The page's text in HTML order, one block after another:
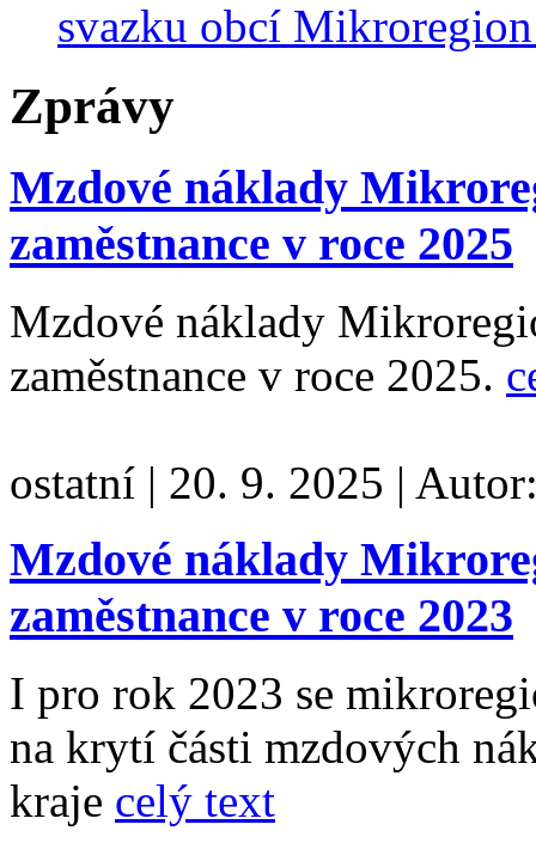
svazku obcí
Zprávy
Mzdové náklady
zaměstnance v roce 2025
Mzdové náklady
zaměstnance v roce 2025.
ostatní | 20. 9. 2025 |
Mzdové náklady
zaměstnance v roce 2023
I pro rok 2023 se
na krytí části mzdových
kraje celý text